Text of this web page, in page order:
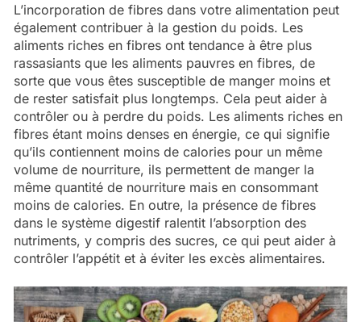
L’incorporation de fibres dans votre alimentation peut
également contribuer à la gestion du poids. Les
aliments riches en fibres ont tendance à être plus
rassasiants que les aliments pauvres en fibres, de
sorte que vous êtes susceptible de manger moins et
de rester satisfait plus longtemps. Cela peut aider à
contrôler ou à perdre du poids. Les aliments riches en
fibres étant moins denses en énergie, ce qui signifie
qu’ils contiennent moins de calories pour un même
volume de nourriture, ils permettent de manger la
même quantité de nourriture mais en consommant
moins de calories. En outre, la présence de fibres
dans le système digestif ralentit l’absorption des
nutriments, y compris des sucres, ce qui peut aider à
contrôler l’appétit et à éviter les excès alimentaires.